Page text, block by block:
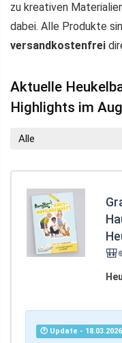
zu kreativen
dabei. Alle Produkte
versandkostenfrei
Aktuelle
Highlights im
Alle
🕐 Update -